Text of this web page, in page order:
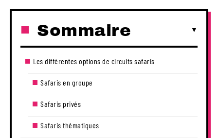
Sommaire
Les différentes options de circuits safaris
Safaris en groupe
Safaris privés
Safaris thématiques